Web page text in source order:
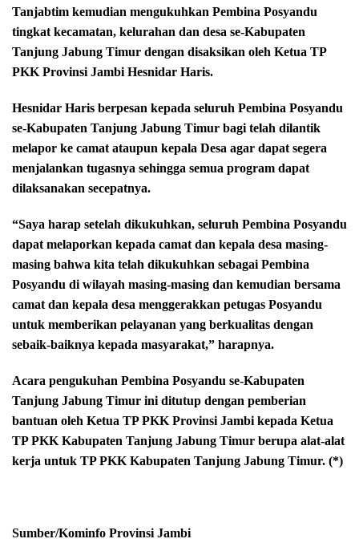
Tanjabtim kemudian mengukuhkan Pembina Posyandu
tingkat kecamatan, kelurahan dan desa se-Kabupaten
Tanjung Jabung Timur dengan disaksikan oleh Ketua TP
PKK Provinsi Jambi Hesnidar Haris.
Hesnidar Haris berpesan kepada seluruh Pembina Posyandu
se-Kabupaten Tanjung Jabung Timur bagi telah dilantik
melapor ke camat ataupun kepala Desa agar dapat segera
menjalankan tugasnya sehingga semua program dapat
dilaksanakan secepatnya.
“Saya harap setelah dikukuhkan, seluruh Pembina Posyandu
dapat melaporkan kepada camat dan kepala desa masing-
masing bahwa kita telah dikukuhkan sebagai Pembina
Posyandu di wilayah masing-masing dan kemudian bersama
camat dan kepala desa menggerakkan petugas Posyandu
untuk memberikan pelayanan yang berkualitas dengan
sebaik-baiknya kepada masyarakat,” harapnya.
Acara pengukuhan Pembina Posyandu se-Kabupaten
Tanjung Jabung Timur ini ditutup dengan pemberian
bantuan oleh Ketua TP PKK Provinsi Jambi kepada Ketua
TP PKK Kabupaten Tanjung Jabung Timur berupa alat-alat
kerja untuk TP PKK Kabupaten Tanjung Jabung Timur. (*)
Sumber/Kominfo Provinsi Jambi